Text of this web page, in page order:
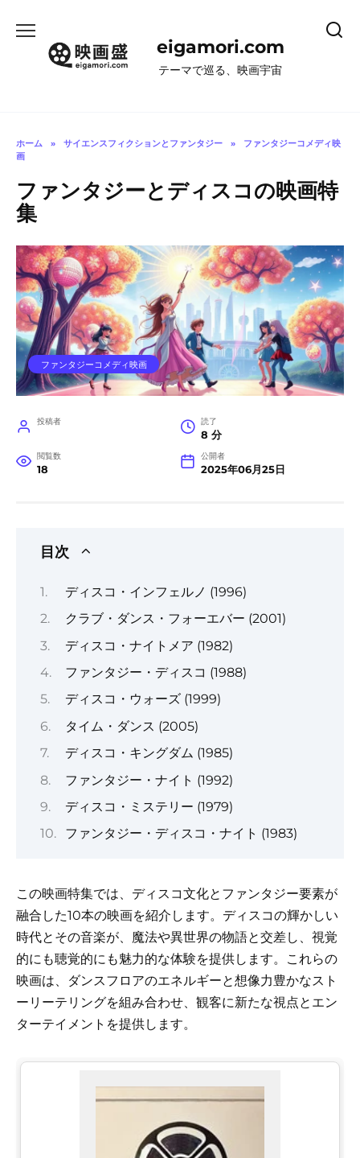
eigamori.com
テーマで巡る、映画宇宙
ホーム » サイエンスフィクションとファンタジー »
ファンタジーコメディ映
画
ファンタジーとディスコの映画特
集
ファンタジーコメディ映画
投稿者 読了
8 分
閲覧数
18
公開者
2025年06月25日
目次
ディスコ・インフェルノ (1996)
クラブ・ダンス・フォーエバー (2001)
ディスコ・ナイトメア (1982)
ファンタジー・ディスコ (1988)
ディスコ・ウォーズ (1999)
タイム・ダンス (2005)
ディスコ・キングダム (1985)
ファンタジー・ナイト (1992)
ディスコ・ミステリー (1979)
ファンタジー・ディスコ・ナイト (1983)
この映画特集では、ディスコ文化とファンタジー要素が
融合した10本の映画を紹介します。ディスコの輝かしい
時代とその音楽が、魔法や異世界の物語と交差し、視覚
的にも聴覚的にも魅力的な体験を提供します。これらの
映画は、ダンスフロアのエネルギーと想像力豊かなスト
ーリーテリングを組み合わせ、観客に新たな視点とエン
ターテイメントを提供します。